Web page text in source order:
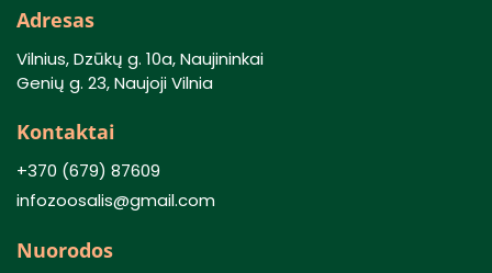
Adresas
Vilnius, Dzūkų g. 10a, Naujininkai
Genių g. 23, Naujoji Vilnia
Kontaktai
+370 (679) 87609
infozoosalis@gmail.com
Nuorodos